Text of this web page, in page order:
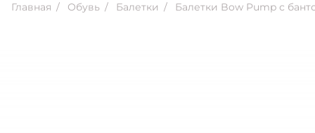
Главная Обувь Балетки Балетки Bow Pump с